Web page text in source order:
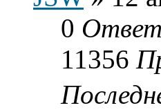
0
11356